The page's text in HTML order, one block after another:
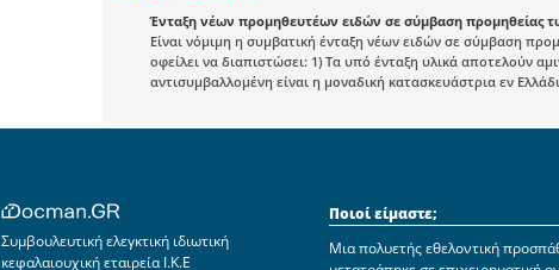
Ένταξη νέων προμηθευτέων ειδών σε σύμβαση προμηθείας
Είναι νόμιμη η συμβατική ένταξη νέων ειδών σε σύμβαση
οφείλει να διαπιστώσει: 1) Τα υπό ένταξη υλικά αποτελούν
αντισυμβαλλομένη είναι η μοναδική κατασκευάστρια εν
Συμβουλευτική ελεγκτική ιδιωτική
κεφαλαιουχική εταιρεία Ι.Κ.Ε
Ποιοί είμαστε;
Μια πολυετής εθελοντική